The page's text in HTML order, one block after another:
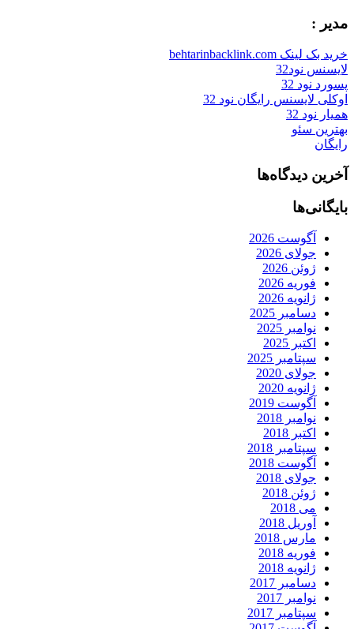
مدیر :
خرید بک لینک behtarinbacklink.com
لایسنس نود32
پسورد نود 32
اوکلی لایسنس رایگان نود 32
همیار نود 32
بهترین سئو
رایگان
آخرین دیدگاه‌ها
بایگانی‌ها
آگوست 2026
جولای 2026
ژوئن 2026
فوریه 2026
ژانویه 2026
دسامبر 2025
نوامبر 2025
اکتبر 2025
سپتامبر 2025
جولای 2020
ژانویه 2020
آگوست 2019
نوامبر 2018
اکتبر 2018
سپتامبر 2018
آگوست 2018
جولای 2018
ژوئن 2018
می 2018
آوریل 2018
مارس 2018
فوریه 2018
ژانویه 2018
دسامبر 2017
نوامبر 2017
سپتامبر 2017